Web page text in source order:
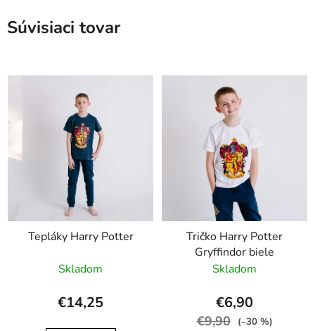
Súvisiaci tovar
Tepláky Harry Potter
Skladom
€14,25
Tričko Harry Potter
Gryffindor biele
Skladom
€6,90
€9,90 (–30 %)